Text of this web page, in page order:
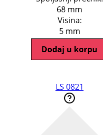
68 mm
Visina:
5 mm
Dodaj u korpu
LS 0821